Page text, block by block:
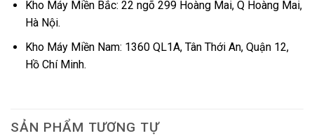
Kho Máy Miền Bắc: 22 ngõ 299 Hoàng Mai, Q Hoàng Mai,
Hà Nội.
Kho Máy Miền Nam: 1360 QL1A, Tân Thới An, Quận 12,
Hồ Chí Minh.
SẢN PHẨM TƯƠNG TỰ